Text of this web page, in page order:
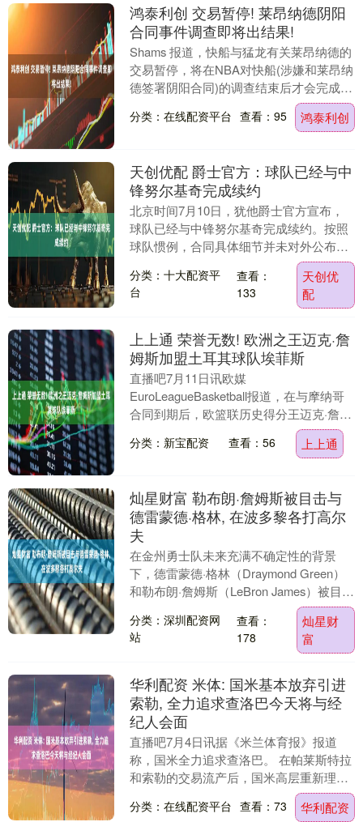
鸿泰利创 交易暂停! 莱昂纳德阴阳
合同事件调查即将出结果!
Shams 报道，快船与猛龙有关莱昂纳德的
交易暂停，将在NBA对快船(涉嫌和莱昂纳
德签署阴阳合同)的调查结束后才会完成。
简单回顾一下，2021年，快船与碳中和....
分类：在线配资平台 查看：95 鸿泰利创
天创优配 爵士官方：球队已经与中
锋努尔基奇完成续约
北京时间7月10日，犹他爵士官方宣布，
球队已经与中锋努尔基奇完成续约。按照
球队惯例，合同具体细节并未对外公布。
努尔基奇身高2米13（7英尺）、体重290
磅，来....
分类：十大配资平
台
查看：
133
天创优
配
上上通 荣誉无数! 欧洲之王迈克·詹
姆斯加盟土耳其球队埃菲斯
直播吧7月11日讯欧媒
EuroLeagueBasketball报道，在与摩纳哥
合同到期后，欧篮联历史得分王迈克·詹姆
斯正式加盟土耳其球队埃菲斯，双方签订
了一份为....
分类：新宝配资 查看：56 上上通
灿星财富 勒布朗·詹姆斯被目击与
德雷蒙德·格林, 在波多黎各打高尔
夫
在金州勇士队未来充满不确定性的背景
下，德雷蒙德·格林（Draymond Green）
和勒布朗·詹姆斯（LeBron James）被目击
在波多黎各一同打高尔夫球。....
分类：深圳配资网
站
查看：
178
灿星财
富
华利配资 米体: 国米基本放弃引进
索勒, 全力追求查洛巴今天将与经
纪人会面
直播吧7月4日讯据《米兰体育报》报道
称，国米全力追求查洛巴。 在帕莱斯特拉
和索勒的交易流产后，国米高层重新理清
了思路，更重要的是，重新调整了他们的
行程表。今天，....
分类：在线配资平台 查看：73 华利配资